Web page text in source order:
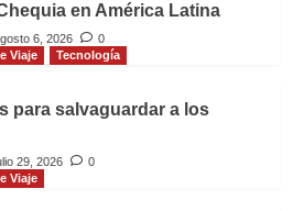
en América Latina
6, 2026
0
Viaje Tecnología
para salvaguardar a los
29, 2026
0
Viaje